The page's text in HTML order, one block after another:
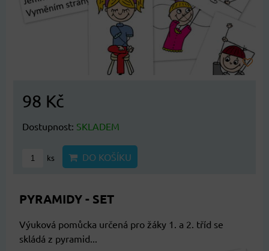
98 Kč
Dostupnost: SKLADEM
ks DO KOŠÍKU
PYRAMIDY - SET
Výuková pomůcka určená pro žáky 1. a 2. tříd se
skládá z pyramid...